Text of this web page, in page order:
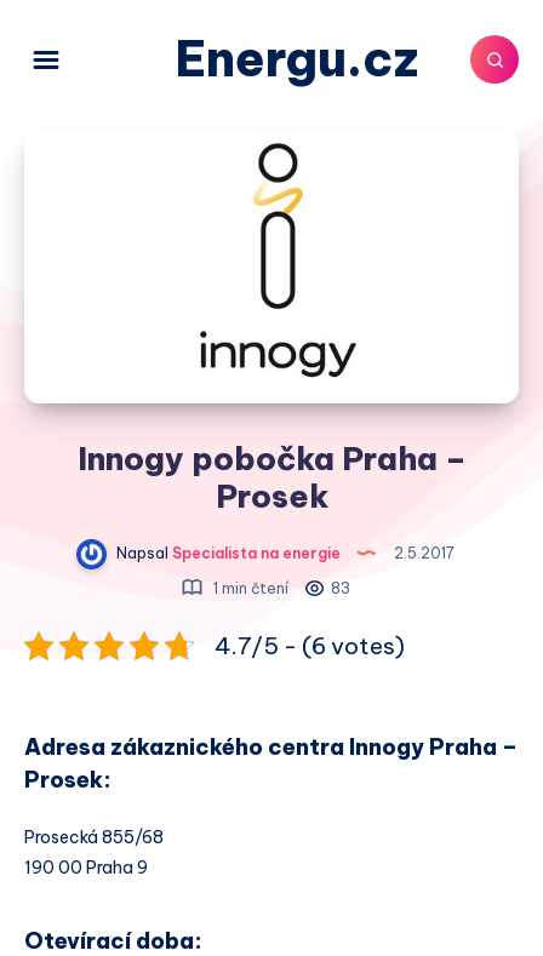
Energu.cz
Innogy pobočka Praha –
Prosek
Napsal Specialista na energie
2.5.2017
1 min čtení
83
4.7/5 - (6 votes)
Adresa zákaznického centra Innogy Praha –
Prosek:
Prosecká 855/68
190 00 Praha 9
Otevírací doba: